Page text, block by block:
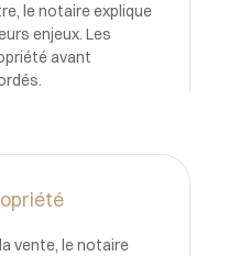
le notaire explique
enjeux. Les
avant
vente, le notaire